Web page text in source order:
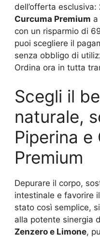
dell’offerta esclusiva:
Curcuma Premium a
con un risparmio di
puoi scegliere il
senza obbligo di
Ordina ora in tutta
Scegli il
naturale,
Piperina e
Premium
Depurare il corpo,
intestinale e favorire
stato così semplice,
alla potente sinergia
Zenzero e Limone,